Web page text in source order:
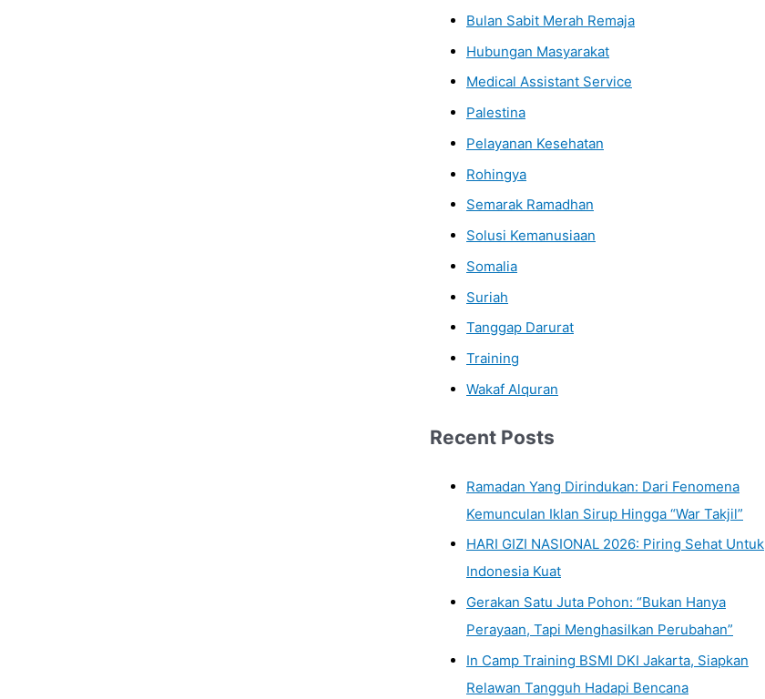
Bulan Sabit Merah Remaja
Hubungan Masyarakat
Medical Assistant Service
Palestina
Pelayanan Kesehatan
Rohingya
Semarak Ramadhan
Solusi Kemanusiaan
Somalia
Suriah
Tanggap Darurat
Training
Wakaf Alquran
Recent Posts
Ramadan Yang Dirindukan: Dari Fenomena
Kemunculan Iklan Sirup Hingga “War Takjil”
HARI GIZI NASIONAL 2026: Piring Sehat Untuk
Indonesia Kuat
Gerakan Satu Juta Pohon: “Bukan Hanya
Perayaan, Tapi Menghasilkan Perubahan”
In Camp Training BSMI DKI Jakarta, Siapkan
Relawan Tangguh Hadapi Bencana